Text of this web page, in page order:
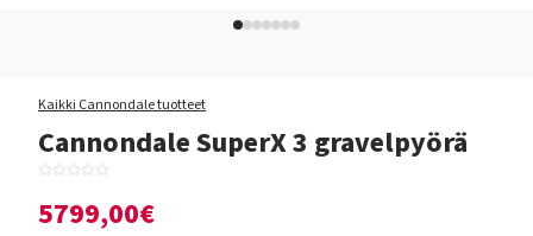
Kaikki Cannondale tuotteet
Cannondale SuperX 3 gravelpyörä
5799,00€